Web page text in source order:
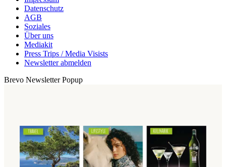
Datenschutz
AGB
Soziales
Über uns
Mediakit
Press Trips / Media Visists
Newsletter abmelden
Brevo Newsletter Popup